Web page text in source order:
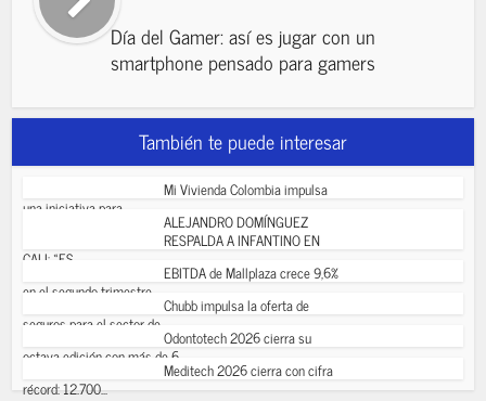
Día del Gamer: así es jugar con un
smartphone pensado para gamers
También te puede interesar
Mi Vivienda Colombia impulsa
una iniciativa para...
ALEJANDRO DOMÍNGUEZ
RESPALDA A INFANTINO EN
CALI: «ES...
EBITDA de Mallplaza crece 9,6%
en el segundo trimestre...
Chubb impulsa la oferta de
seguros para el sector de...
Odontotech 2026 cierra su
octava edición con más de 6...
Meditech 2026 cierra con cifra
récord: 12.700...